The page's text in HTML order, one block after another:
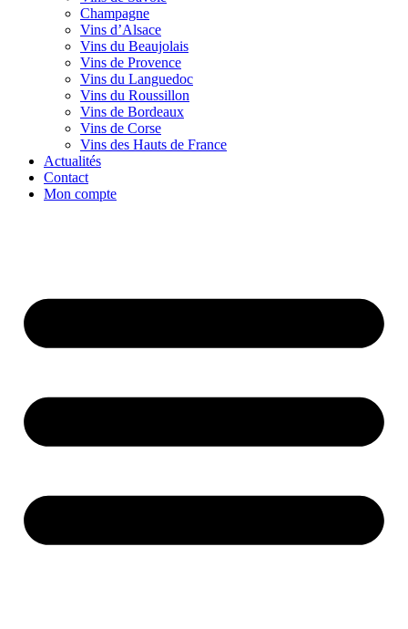
Champagne
Vins d’Alsace
Vins du Beaujolais
Vins de Provence
Vins du Languedoc
Vins du Roussillon
Vins de Bordeaux
Vins de Corse
Vins des Hauts de France
Actualités
Contact
Mon compte